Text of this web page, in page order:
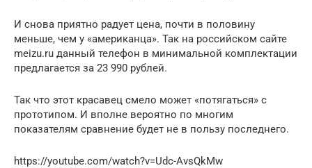
И снова приятно радует цена, почти в половину
меньше, чем у «американца». Так на российском сайте
meizu.ru данный телефон в минимальной комплектации
предлагается за 23 990 рублей.
Так что этот красавец смело может «потягаться» с
прототипом. И вполне вероятно по многим
показателям сравнение будет не в пользу последнего.
https://youtube.com/watch?v=Udc-AvsQkMw